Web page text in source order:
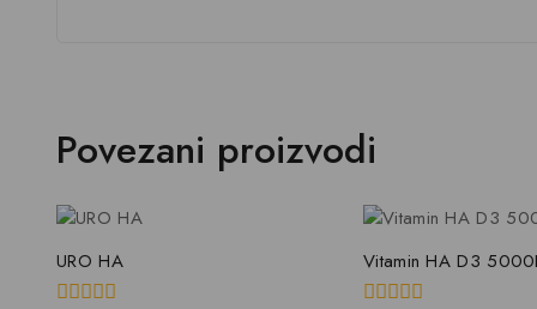
Povezani proizvodi
URO HA Vitamin HA D3